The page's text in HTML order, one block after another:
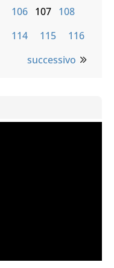
106 107 108
114 115
116
successivo